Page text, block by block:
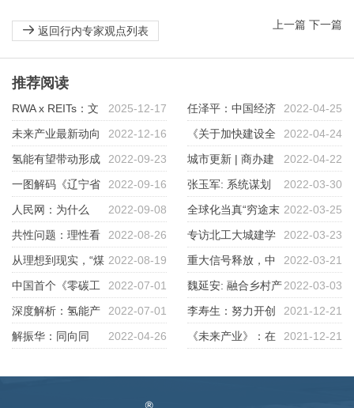
上一篇 下一篇
返回行内专家观点列表
推荐阅读
2025-12-17
RWA x REITs：文
商旅资产投融管退实务闭门会
2022-12-16
未来产业最新动向
及趋势展望
2022-09-23
氢能有望带动形成
十万亿级新兴产业
2022-09-16
一图解码《辽宁省
氢能产业发展规划（2021-2025
年）》
2022-09-08
人民网：为什么
非“氢”不可？专家解读2022-08-26
共性问题：理性看
待产业园区“泡沫”
2022-08-19
从理想到现实，“煤
都”做了这么一场零碳试验2022-07-01
中国首个《零碳工
厂评价标准》发布征求意见稿
2022-07-01
深度解析：氢能产
业背景、应用现状、产业链构
2022-04-26
解振华：同向同
2022-04-25
任泽平：中国经济
的十大规律
2022-04-24
《关于加快建设全
国统一大市场的意见》专家解读
之四 | 加快建设全国统一大市场
的行动纲领
2022-04-22
城市更新 | 商办建
筑改长租公寓有多难2022-03-30
张玉军: 系统谋划
突出重点 推进绿色丝绸之路建
设不断取得新成效
2022-03-25
全球化当真“穷途末
路”？贝莱德掌门人、橡树马克
斯：俄乌冲突就是开始
2022-03-23
专访北工大城建学
部杨璐教授：城市更新从不
是“单打独斗”，需要协作，也需
要“创造性引入社会资本”
2022-03-21
重大信号释放，中
国将彻底调整经济布局（深度）
2022-03-03
魏延安: 融合乡村产
业 激活县域商业 ——中央一号
文件明确2022年农村电商重点
2021-12-21
李寿生：努力开创
我国煤化工产业高端化多元化低
2021-12-21
《未来产业》：在